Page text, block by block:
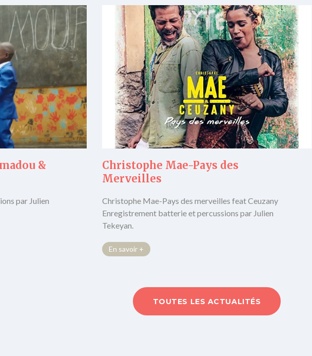
&
par Julien
Christophe Mae-Pays des
Merveilles
Christophe Mae-Pays des merveilles feat Ceuzany
Enregistrement batterie et percussions par Julien
Tekeyan.
En savoir +
TOUTES LES ACTUALITÉS